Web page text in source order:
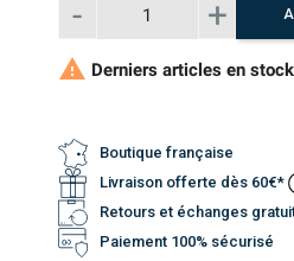
 Derniers articles en stock
Boutique française
Livraison offerte dès 60€*
Retours et échanges
Paiement 100% sécurisé